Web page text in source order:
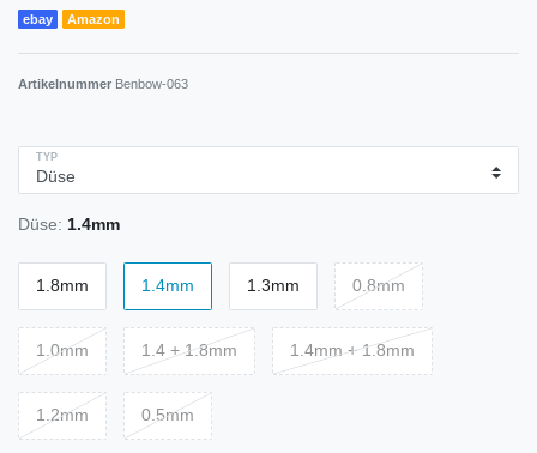
ebay Amazon
Artikelnummer Benbow-063
TYP
Düse: 1.4mm
1.8mm 1.4mm 1.3mm 0.8mm
1.0mm 1.4 + 1.8mm 1.4mm + 1.8mm
1.2mm 0.5mm